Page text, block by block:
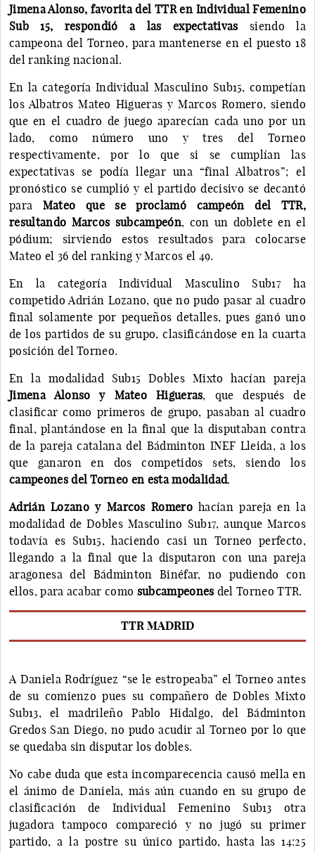
Jimena Alonso, favorita del TTR en Individual Femenino
Sub 15, respondió a las expectativas siendo la
campeona del Torneo, para mantenerse en el puesto 18
del ranking nacional.
En la categoría Individual Masculino Sub15, competían
los Albatros Mateo Higueras y Marcos Romero, siendo
que en el cuadro de juego aparecían cada uno por un
lado, como número uno y tres del Torneo
respectivamente, por lo que si se cumplían las
expectativas se podía llegar una “final Albatros”; el
pronóstico se cumplió y el partido decisivo se decantó
para Mateo que se proclamó campeón del TTR,
resultando Marcos subcampeón, con un doblete en el
pódium; sirviendo estos resultados para colocarse
Mateo el 36 del ranking y Marcos el 49.
En la categoría Individual Masculino Sub17 ha
competido Adrián Lozano, que no pudo pasar al cuadro
final solamente por pequeños detalles, pues ganó uno
de los partidos de su grupo, clasificándose en la cuarta
posición del Torneo.
En la modalidad Sub15 Dobles Mixto hacían pareja
Jimena Alonso y Mateo Higueras, que después de
clasificar como primeros de grupo, pasaban al cuadro
final, plantándose en la final que la disputaban contra
de la pareja catalana del Bádminton INEF Lleida, a los
que ganaron en dos competidos sets, siendo los
campeones del Torneo en esta modalidad.
Adrián Lozano y Marcos Romerohacían pareja en la
modalidad de Dobles Masculino Sub17, aunque Marcos
todavía es Sub15, haciendo casi un Torneo perfecto,
llegando a la final que la disputaron con una pareja
aragonesa del Bádminton Binéfar, no pudiendo con
ellos, para acabar como subcampeones del Torneo TTR.
TTR MADRID
A Daniela Rodríguez “se le estropeaba” el Torneo antes
de su comienzo pues su compañero de Dobles Mixto
Sub13, el madrileño Pablo Hidalgo, del Bádminton
Gredos San Diego, no pudo acudir al Torneo por lo que
se quedaba sin disputar los dobles.
No cabe duda que esta incomparecencia causó mella en
el ánimo de Daniela, más aún cuando en su grupo de
clasificación de Individual Femenino Sub13 otra
jugadora tampoco compareció y no jugó su primer
partido, a la postre su único partido, hasta las 14:25